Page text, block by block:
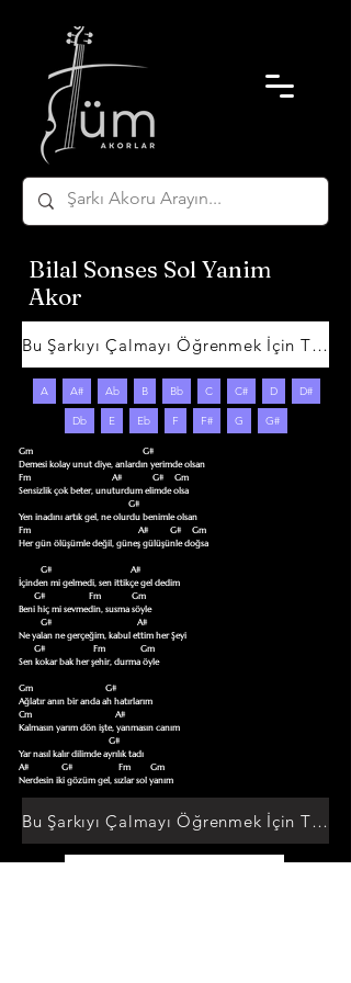
Bilal Sonses Sol Yanim
Akor
Bu Şarkıyı Çalmayı Öğrenmek İçin Tıklayın
A A# Ab B Bb C C# D D#
Db E Eb F F# G G#
Gm                                                  G#
Demesi kolay unut diye, anlardın yerimde olsan
Fm                                     A#              G#     Gm
Sensizlik çok beter, unuturdum elimde olsa
Yen inadını artık gel, ne olurdu benimle olsan
Fm                                                 A#          G#     Gm
Her gün ölüşümle değil, güneş gülüşünle doğsa
İçinden mi gelmedi, sen ittikçe gel dedim
Beni hiç mi sevmedin, susma söyle
Ne yalan ne gerçeğim, kabul ettim her Şeyi
Sen kokar bak her şehir, durma öyle
Gm                                 G#
Ağlatır anın bir anda ah hatırlarım
Cm                                      A#
Kalmasın yarım dön işte, yanmasın canım
Yar nasıl kalır dilimde ayrılık tadı
A#               G#                     Fm         Gm
Nerdesin iki gözüm gel, sızlar sol yanım
Bu Şarkıyı Çalmayı Öğrenmek İçin Tıklayın